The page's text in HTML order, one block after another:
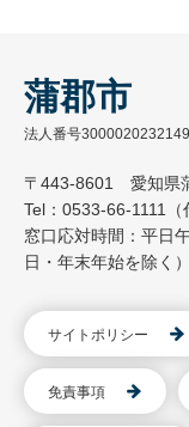
蒲郡市
法人番号3000020232149
〒443-8601 愛知県
Tel：0533-66-1111（
窓口応対時間：平日
日・年末年始を除く）
サイトポリシー
免責事項